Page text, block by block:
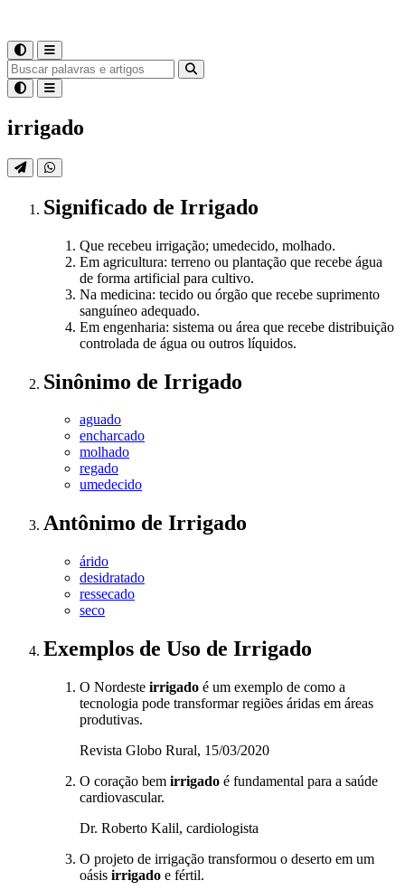
irrigado
Significado de Irrigado
Que recebeu irrigação; umedecido, molhado.
Em agricultura: terreno ou plantação que recebe água
de forma artificial para cultivo.
Na medicina: tecido ou órgão que recebe suprimento
sanguíneo adequado.
Em engenharia: sistema ou área que recebe distribuição
controlada de água ou outros líquidos.
Sinônimo de Irrigado
aguado
encharcado
molhado
regado
umedecido
Antônimo de Irrigado
árido
desidratado
ressecado
seco
Exemplos de Uso de Irrigado
O Nordeste irrigado é um exemplo de como a
tecnologia pode transformar regiões áridas em áreas
produtivas.
Revista Globo Rural, 15/03/2020
O coração bem irrigado é fundamental para a saúde
cardiovascular.
Dr. Roberto Kalil, cardiologista
O projeto de irrigação transformou o deserto em um
oásis irrigado e fértil.